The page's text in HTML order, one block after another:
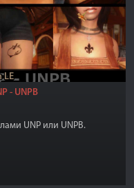
LE
- UNPB
UNP или UNPB.